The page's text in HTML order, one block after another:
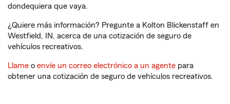
dondequiera que vaya.
¿Quiere más información? Pregunte a Kolton Blickenstaff en
Westfield, IN, acerca de una cotización de seguro de
vehículos recreativos.
Llame o envíe un correo electrónico a un agente para
obtener una cotización de seguro de vehículos recreativos.